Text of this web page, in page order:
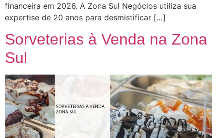
financeira em 2026. A Zona Sul Negócios utiliza sua
expertise de 20 anos para desmistificar […]
Sorveterias à Venda na Zona
Sul